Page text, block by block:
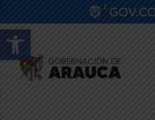
Abrir barra de herramientas